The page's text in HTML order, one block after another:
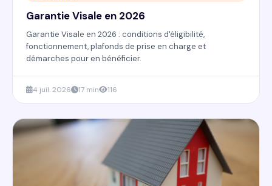
Garantie Visale en 2026
Garantie Visale en 2026 : conditions d'éligibilité,
fonctionnement, plafonds de prise en charge et
démarches pour en bénéficier.
4 juil. 2026 17 min 116